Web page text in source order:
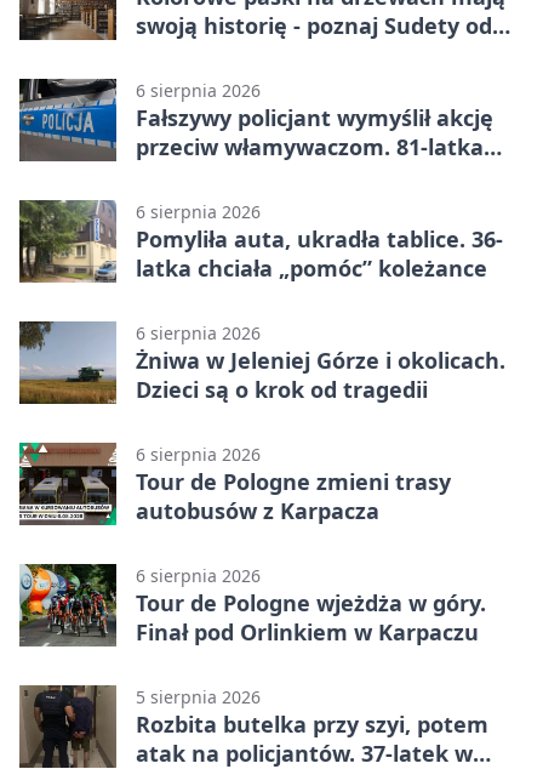
swoją historię - poznaj Sudety od
6 sierpnia 2026
Fałszywy policjant wymyślił akcję
przeciw włamywaczom. 81-latka
6 sierpnia 2026
Pomyliła auta, ukradła tablice. 36-
latka chciała „pomóc” koleżance
6 sierpnia 2026
Żniwa w Jeleniej Górze i okolicach.
Dzieci są o krok od tragedii
6 sierpnia 2026
Tour de Pologne zmieni trasy
autobusów z Karpacza
6 sierpnia 2026
Tour de Pologne wjeżdża w góry.
Finał pod Orlinkiem w Karpaczu
5 sierpnia 2026
Rozbita butelka przy szyi, potem
atak na policjantów. 37-latek w